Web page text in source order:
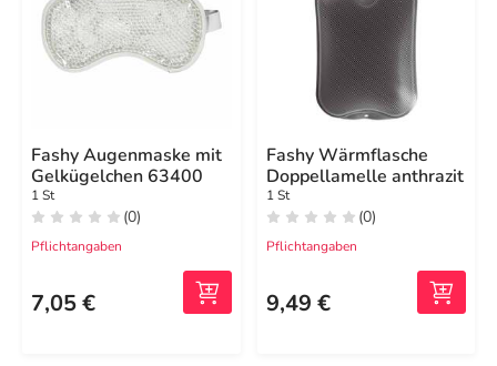
Fashy Augenmaske mit
Gelkügelchen 63400
1 St
(0)
Pflichtangaben
7,05 €
Fashy Wärmflasche
Doppellamelle anthrazit
1 St
(0)
Pflichtangaben
9,49 €